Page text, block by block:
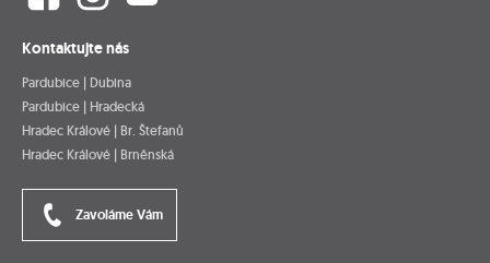
Kontaktujte nás
Pardubice | Dubina
Pardubice | Hradecká
Hradec Králové | Br. Štefanů
Hradec Králové | Brněnská
Zavoláme Vám